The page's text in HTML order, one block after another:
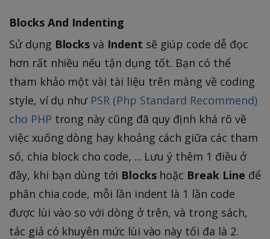
Blocks And Indenting
Sử dụng Blocks và Indent sẽ giúp code dễ đọc
hơn rất nhiều nếu tận dụng tốt. Bạn có thể
tham khảo một vài tài liệu trên màng về coding
style, ví dụ như PSR (Php Standard Recommend)
cho PHP trong này cũng đã quy định khá rõ về
việc xuống dòng hay khoảng cách giữa các tham
số, chia block cho code, ... Lưu ý thêm 1 điều ở
đây, khi bạn dùng tới Blockshoặc Break Line để
phân chia code, mỗi lần indent là 1 lần code
được lùi vào so với dòng ở trên, và trong sách,
tác giả có khuyên mức lùi vào này tối đa là 2.